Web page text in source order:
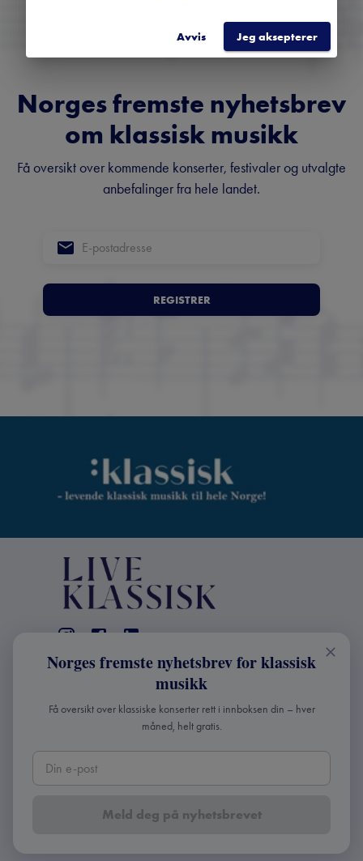
Norges fremste nyhetsbrev
om klassisk musikk
Få oversikt over kommende konserter, festivaler og utvalgte
anbefalinger fra hele landet.
REGISTRER
KONTAKT
Live Klassisk: +47 98670803
info@liveklassisk.no
Live Klassisk
Org nr: 932392364
Copyright ©2026Live Klassisk •Personvern og
Norges fremste nyhetsbrev for klassisk
musikk
Få oversikt over klassiske konserter rett i innboksen din – hver
måned, helt gratis.
Meld deg på nyhetsbrevet
Avvis Jeg aksepterer